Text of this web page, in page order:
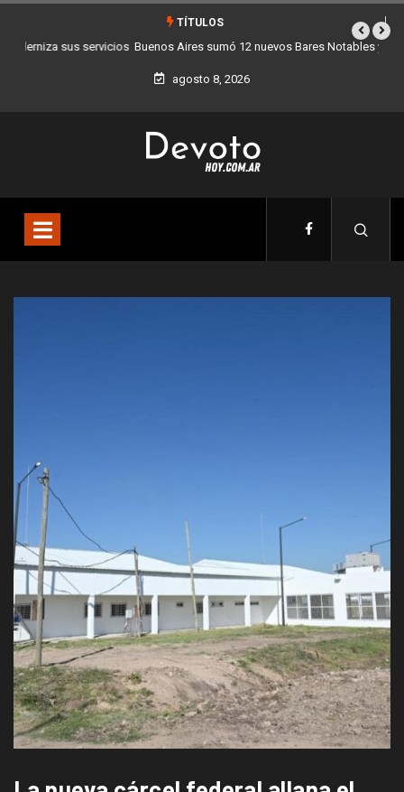
TÍTULOS
Buenos Aires sumó 12 nuevos Bares Notables y ya son 90 en toda la
Ciudad
agosto 8, 2026